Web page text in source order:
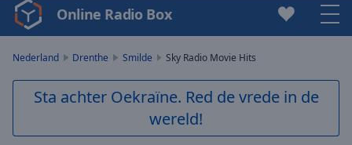
Video
Player
Skip
Online Radio Box
Nederland Drenthe Smilde Sky Radio Movie Hits
Sta achter Oekraïne. Red de vrede in de
wereld!